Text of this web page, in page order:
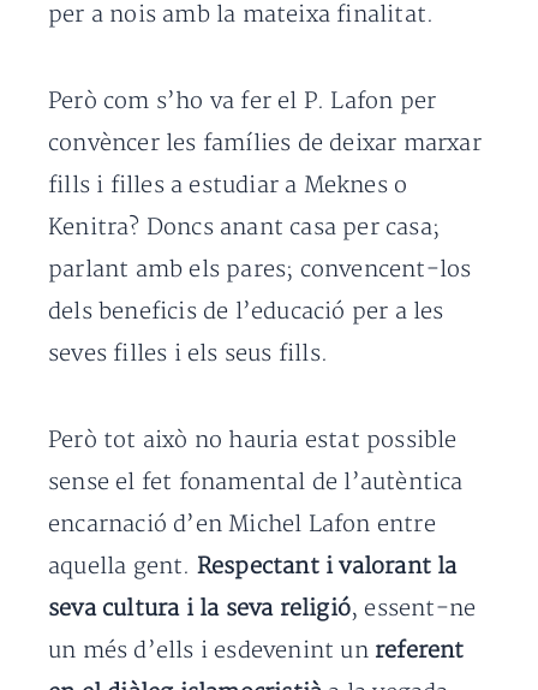
per a nois amb la mateixa finalitat.
Però com s’ho va fer el P. Lafon per
convèncer les famílies de deixar marxar
fills i filles a estudiar a Meknes o
Kenitra? Doncs anant casa per casa;
parlant amb els pares; convencent-los
dels beneficis de l’educació per a les
seves filles i els seus fills.
Però tot això no hauria estat possible
sense el fet fonamental de l’autèntica
encarnació d’en Michel Lafon entre
aquella gent. Respectant i valorant la
seva cultura i la seva religió, essent-ne
un més d’ells i esdevenint un referent